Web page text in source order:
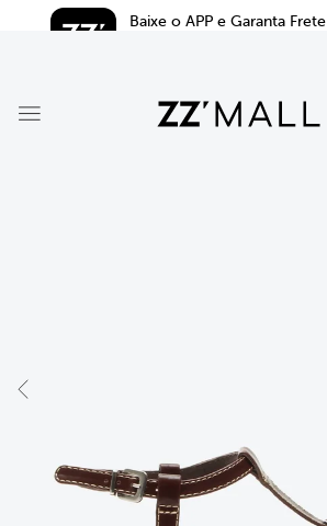
Baixe o APP e Garanta Frete